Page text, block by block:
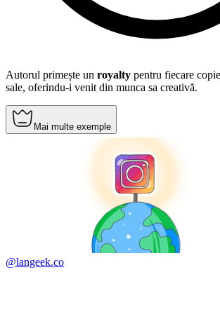
Autorul primește un royalty pentru fiecare
sale, oferindu-i venit din munca sa creativă.
Mai multe exemple
@langeek.co